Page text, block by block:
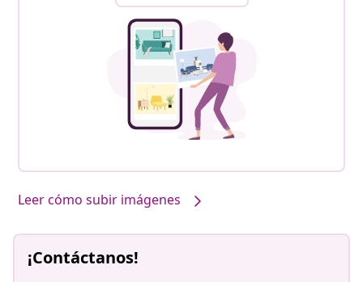
Leer cómo subir imágenes
¡Contáctanos!